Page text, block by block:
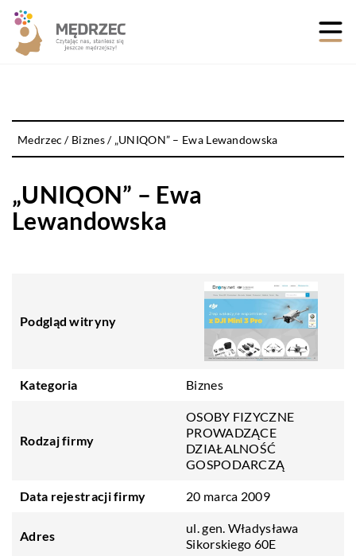
Medrzec / Biznes/ „UNIQON” – Ewa Lewandowska
„UNIQON” – Ewa
Lewandowska
Podgląd witryny
Kategoria Biznes
Rodzaj firmy
OSOBY FIZYCZNE
PROWADZĄCE
DZIAŁALNOŚĆ
GOSPODARCZĄ
Data rejestracji firmy 20 marca 2009
Adres
ul. gen. Władysława
Sikorskiego 60E